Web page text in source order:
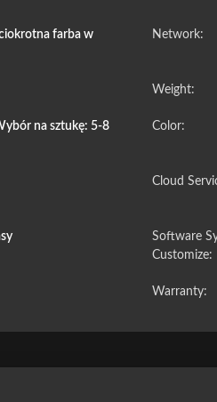
farba w
Network:
Weight:
na sztukę: 5-8 Color:
Cloud
Software
Customize:
Warranty: